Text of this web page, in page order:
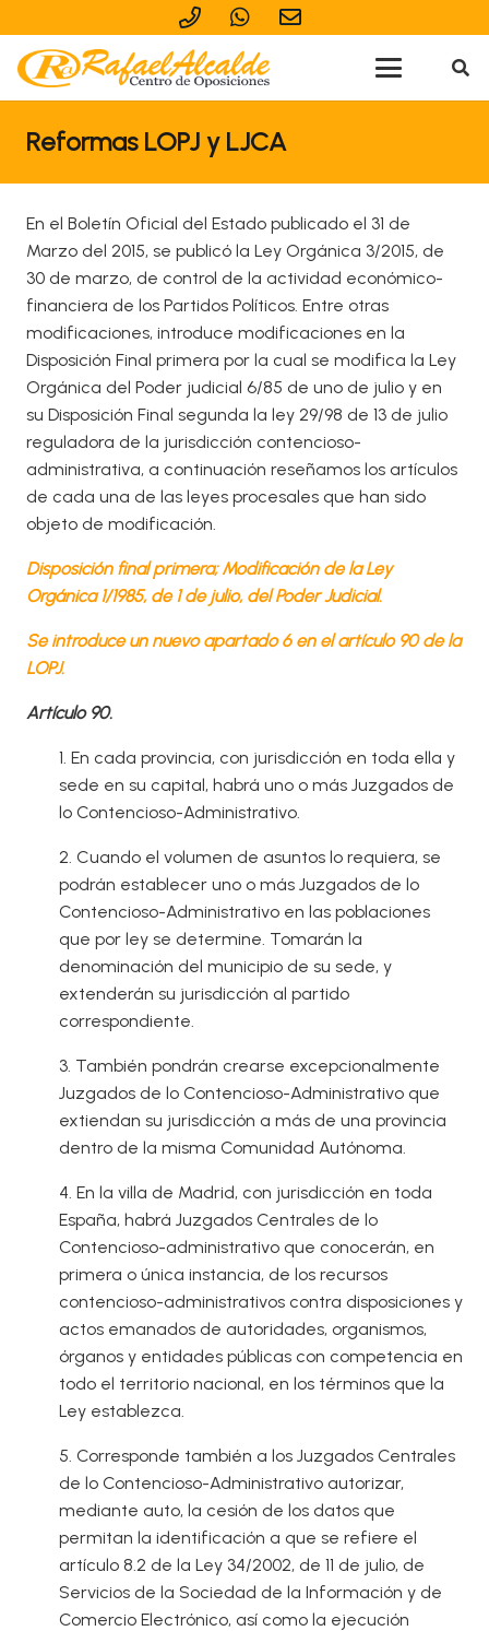
Reformas LOPJ y LJCA
En el Boletín Oficial del Estado publicado el 31 de
Marzo del 2015, se publicó la Ley Orgánica 3/2015, de
30 de marzo, de control de la actividad económico-
financiera de los Partidos Políticos. Entre otras
modificaciones, introduce modificaciones en la
Disposición Final primera por la cual se modifica la Ley
Orgánica del Poder judicial 6/85 de uno de julio y en
su Disposición Final segunda la ley 29/98 de 13 de julio
reguladora de la jurisdicción contencioso-
administrativa, a continuación reseñamos los artículos
de cada una de las leyes procesales que han sido
objeto de modificación.
Disposición final primera; Modificación de la Ley
Orgánica 1/1985, de 1 de julio, del Poder Judicial.
Se introduce un nuevo apartado 6 en el artículo 90 de la
LOPJ.
Artículo 90.
1. En cada provincia, con jurisdicción en toda ella y
sede en su capital, habrá uno o más Juzgados de
lo Contencioso-Administrativo.
2. Cuando el volumen de asuntos lo requiera, se
podrán establecer uno o más Juzgados de lo
Contencioso-Administrativo en las poblaciones
que por ley se determine. Tomarán la
denominación del municipio de su sede, y
extenderán su jurisdicción al partido
correspondiente.
3. También pondrán crearse excepcionalmente
Juzgados de lo Contencioso-Administrativo que
extiendan su jurisdicción a más de una provincia
dentro de la misma Comunidad Autónoma.
4. En la villa de Madrid, con jurisdicción en toda
España, habrá Juzgados Centrales de lo
Contencioso-administrativo que conocerán, en
primera o única instancia, de los recursos
contencioso-administrativos contra disposiciones y
actos emanados de autoridades, organismos,
órganos y entidades públicas con competencia en
todo el territorio nacional, en los términos que la
Ley establezca.
5. Corresponde también a los Juzgados Centrales
de lo Contencioso-Administrativo autorizar,
mediante auto, la cesión de los datos que
permitan la identificación a que se refiere el
artículo 8.2 de la Ley 34/2002, de 11 de julio, de
Servicios de la Sociedad de la Información y de
Comercio Electrónico, así como la ejecución